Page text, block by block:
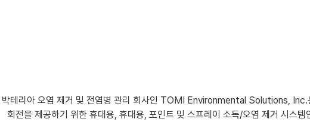
박테리아 오염 제거 및 전염병 관리 회사인 TOMI Environmental Solutions, Inc.
회전을 제공하기 위한 휴대용, 휴대용, 포인트 및 스프레이 소독/오염 제거 시